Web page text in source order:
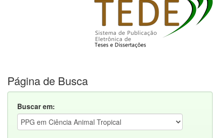
Página de Busca
Buscar em: